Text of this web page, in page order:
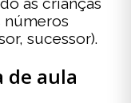
as crianças
números
sucessor).
de aula